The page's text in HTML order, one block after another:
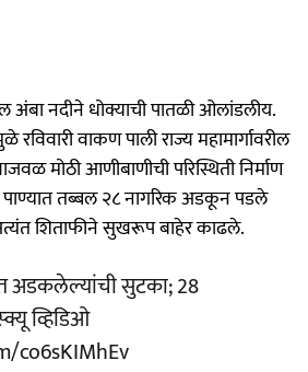
नदीने धोक्याची पातळी ओलांडलीय.
वाकण पाली राज्य महामार्गावरील
मोठी आणीबाणीची परिस्थिती निर्माण
पाण्यात तब्बल २८ नागरिक अडकून पडले
शिताफीने सुखरूप बाहेर काढले.
अडकलेल्यांची सुटका; 28
व्हिडिओ
co6sKIMhEv